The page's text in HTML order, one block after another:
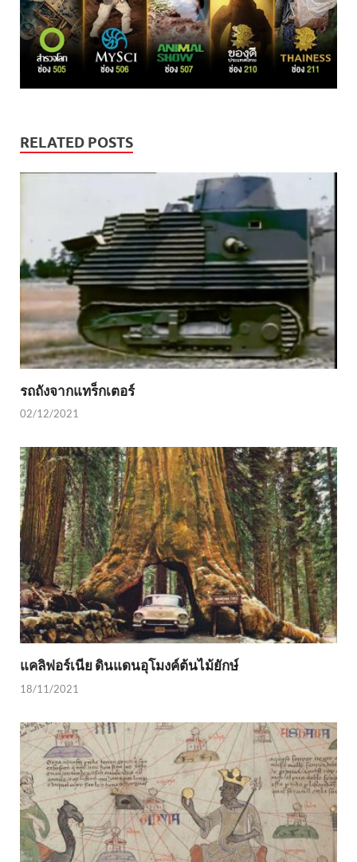
RELATED POSTS
รถถังจากแทร็กเตอร์
02/12/2021
แคลิฟอร์เนีย ดินแดนอุโมงค์ต้นไม้ยักษ์
18/11/2021